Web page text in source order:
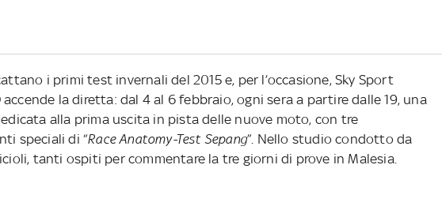
i primi test invernali del 2015 e, per l’occasione, Sky Sport
accende la diretta: dal 4 al 6 febbraio, ogni sera a partire dalle 19, una
alla prima uscita in pista delle nuove moto, con tre
speciali di “Race Anatomy-Test Sepang”. Nello studio condotto da
tanti ospiti per commentare la tre giorni di prove in Malesia.